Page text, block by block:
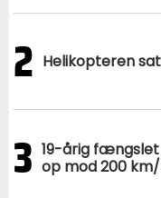
2 Helikopteren
3 19-årig
op mod 200